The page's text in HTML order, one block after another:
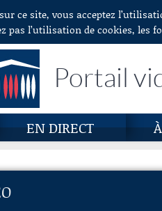
ce site, vous acceptez
pas l’utilisation de cookies,
Portail
EN DIRECT